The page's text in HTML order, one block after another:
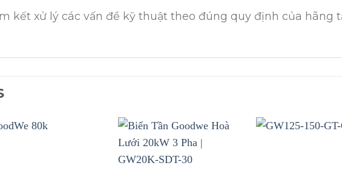
kết xử lý các vấn đề kỹ thuật theo đúng quy định của hãng